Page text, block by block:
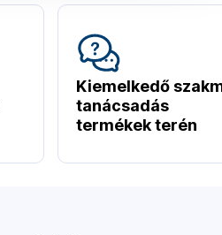
Kiemelkedő
tanácsadás
termékek terén